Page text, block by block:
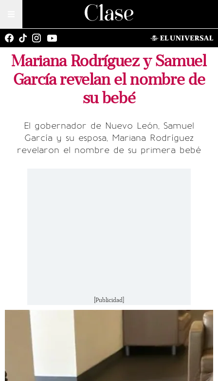
Mariana Rodríguez y Samuel
García revelan el nombre de
su bebé
El gobernador de Nuevo León, Samuel
García y su esposa, Mariana Rodríguez
revelaron el nombre de su primera bebé
[Publicidad]